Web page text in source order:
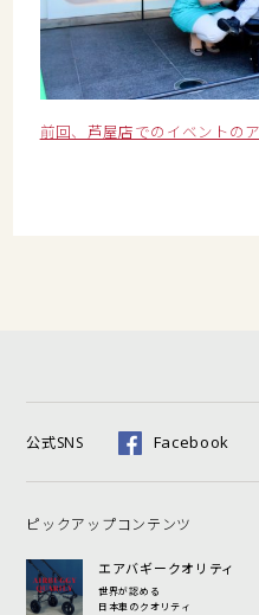
前回、芦屋店でのイベントの
公式SNS Facebook
ピックアップコンテンツ
エアバギークオリティ
世界が認める
日本車のクオリティ